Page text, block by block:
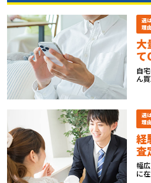
選
理由
大
て
自
ん買
選
理由
経
査
幅
に在